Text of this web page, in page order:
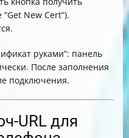
New Cert”).
руками”: панель
После заполнения
подключения.
URL для